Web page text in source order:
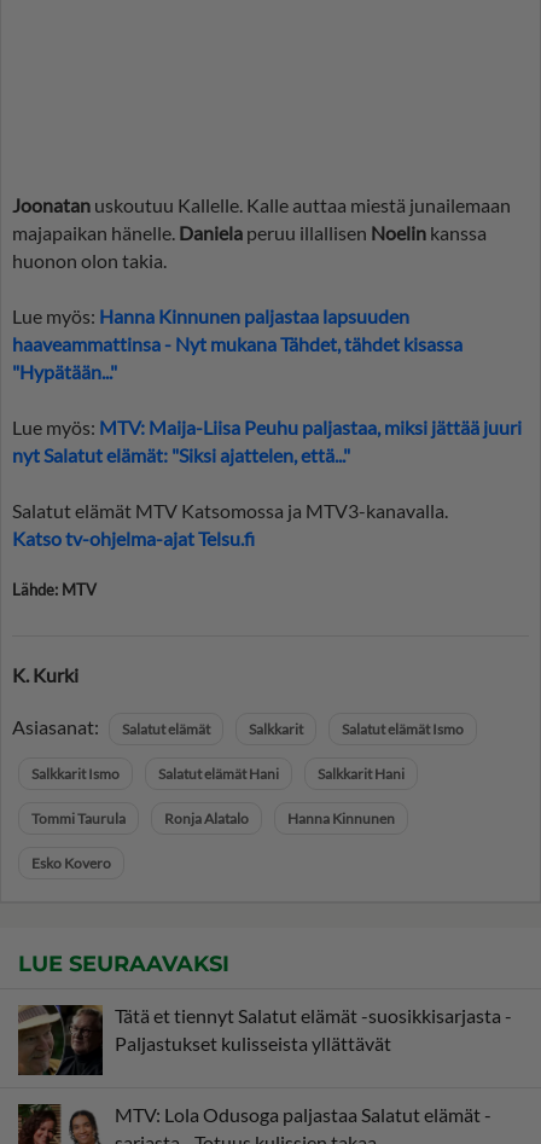
Joonatan uskoutuu Kallelle. Kalle auttaa miestä junailemaan
majapaikan hänelle. Daniela peruu illallisen Noelin kanssa
huonon olon takia.
Lue myös: Hanna Kinnunen paljastaa lapsuuden
haaveammattinsa - Nyt mukana Tähdet, tähdet kisassa
"Hypätään..."
Lue myös: MTV: Maija-Liisa Peuhu paljastaa, miksi jättää juuri
nyt Salatut elämät: "Siksi ajattelen, että..."
Salatut elämät MTV Katsomossa ja MTV3-kanavalla.
Katso tv-ohjelma-ajat Telsu.fi
Lähde: MTV
K. Kurki
Asiasanat: Salatut elämät Salkkarit Salatut elämät Ismo
Salkkarit Ismo Salatut elämät Hani Salkkarit Hani
Tommi Taurula Ronja Alatalo Hanna Kinnunen
Esko Kovero
LUE SEURAAVAKSI
Tätä et tiennyt Salatut elämät -suosikkisarjasta -
Paljastukset kulisseista yllättävät
MTV: Lola Odusoga paljastaa Salatut elämät -